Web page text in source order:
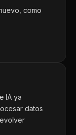
como
IA ya
datos